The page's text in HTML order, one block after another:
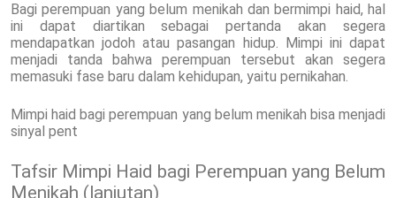
Bagi perempuan yang belum menikah dan bermimpi haid, hal
ini dapat diartikan sebagai pertanda akan segera
mendapatkan jodoh atau pasangan hidup. Mimpi ini dapat
menjadi tanda bahwa perempuan tersebut akan segera
memasuki fase baru dalam kehidupan, yaitu pernikahan.
Mimpi haid bagi perempuan yang belum menikah bisa menjadi
sinyal pent
Tafsir Mimpi Haid bagi Perempuan yang Belum
Menikah (lanjutan)